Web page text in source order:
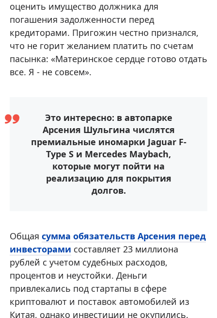
оценить имущество должника для
погашения задолженности перед
кредиторами. Пригожин честно признался,
что не горит желанием платить по счетам
пасынка: «Материнское сердце готово отдать
все. Я - не совсем».
Это интересно: в автопарке
Арсения Шульгина числятся
премиальные иномарки Jaguar F-
Type S и Mercedes Maybach,
которые могут пойти на
реализацию для покрытия
долгов.
Общая сумма обязательств Арсения перед
инвесторами составляет 23 миллиона
рублей с учетом судебных расходов,
процентов и неустойки. Деньги
привлекались под стартапы в сфере
криптовалют и поставок автомобилей из
Китая, однако инвестиции не окупились.